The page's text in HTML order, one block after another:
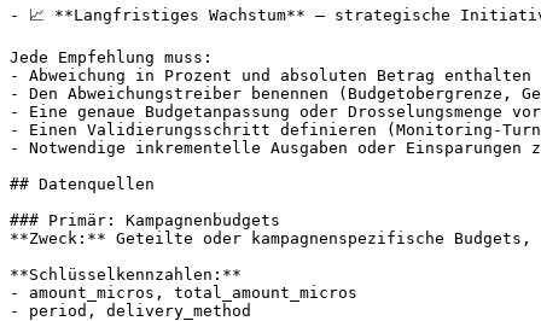
- 📈 **Langfristiges Wachstum** – strategische
Jede Empfehlung muss:
- Abweichung in Prozent und absoluten Betrag enthalten
- Den Abweichungstreiber benennen (Budgetobergrenze,
- Eine genaue Budgetanpassung oder Drosselungsmenge
- Einen Validierungsschritt definieren (Monitoring-
- Notwendige inkrementelle Ausgaben oder
## Datenquellen
### Primär: Kampagnenbudgets
**Zweck:** Geteilte oder kampagnenspezifische Budgets,
**Schlüsselkennzahlen:**
- amount_micros, total_amount_micros
- period, delivery_method